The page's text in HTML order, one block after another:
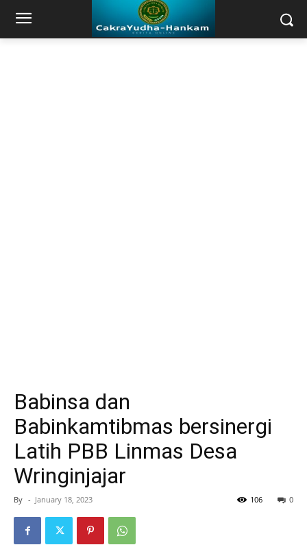
Babinsa dan
Babinkamtibmas bersinergi
Latih PBB Linmas Desa
Wringinjajar
By - January 18, 2023 0
106